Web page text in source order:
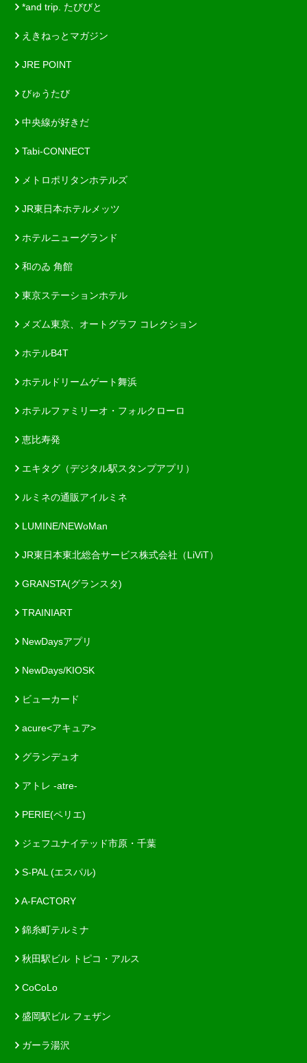
*and trip. たびびと
えきねっとマガジン
JRE POINT
びゅうたび
中央線が好きだ
Tabi-CONNECT
メトロポリタンホテルズ
JR東日本ホテルメッツ
ホテルニューグランド
和のゐ 角館
東京ステーションホテル
メズム東京、オートグラフ コレクション
ホテルB4T
ホテルドリームゲート舞浜
ホテルファミリーオ・フォルクローロ
恵比寿発
エキタグ（デジタル駅スタンプアプリ）
ルミネの通販アイルミネ
LUMINE/NEWoMan
JR東日本東北総合サービス株式会社（LiViT）
GRANSTA(グランスタ)
TRAINIART
NewDaysアプリ
NewDays/KIOSK
ビューカード
acure<アキュア>
グランデュオ
アトレ -atre-
PERIE(ペリエ)
ジェフユナイテッド市原・千葉
S-PAL (エスパル)
A-FACTORY
錦糸町テルミナ
秋田駅ビル トピコ・アルス
CoCoLo
盛岡駅ビル フェザン
ガーラ湯沢